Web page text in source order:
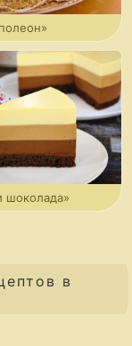
шоколада»
в